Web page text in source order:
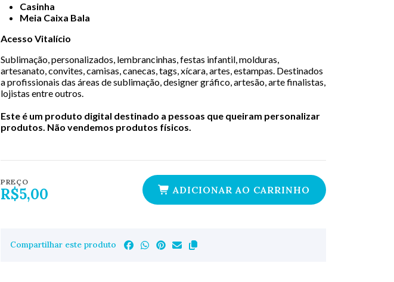
Casinha
Meia Caixa Bala
Acesso Vitalício
Sublimação, personalizados, lembrancinhas, festas infantil, molduras,
artesanato, convites, camisas, canecas, tags, xícara, artes, estampas. Destinados
a profissionais das áreas de sublimação, designer gráfico, artesão, arte finalistas,
lojistas entre outros.
Este é um produto digital destinado a pessoas que queiram personalizar
produtos. Não vendemos produtos físicos.
PREÇO
R$5,00 ADICIONAR AO CARRINHO
Compartilhar este produto